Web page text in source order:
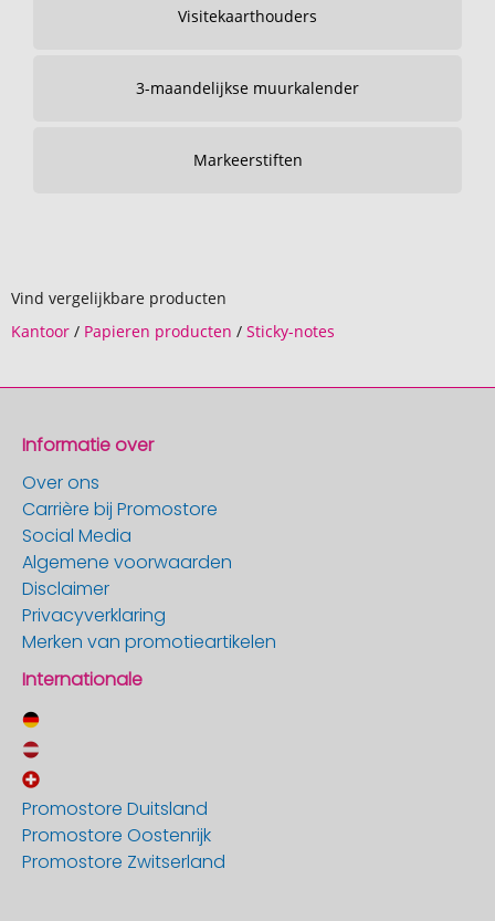
Visitekaarthouders
3-maandelijkse muurkalender
Markeerstiften
Vind vergelijkbare producten
Kantoor / Papieren producten / Sticky-notes
Informatie over
Over ons
Carrière bij Promostore
Social Media
Algemene voorwaarden
Disclaimer
Privacyverklaring
Merken van promotieartikelen
Internationale
Promostore Duitsland
Promostore Oostenrijk
Promostore Zwitserland